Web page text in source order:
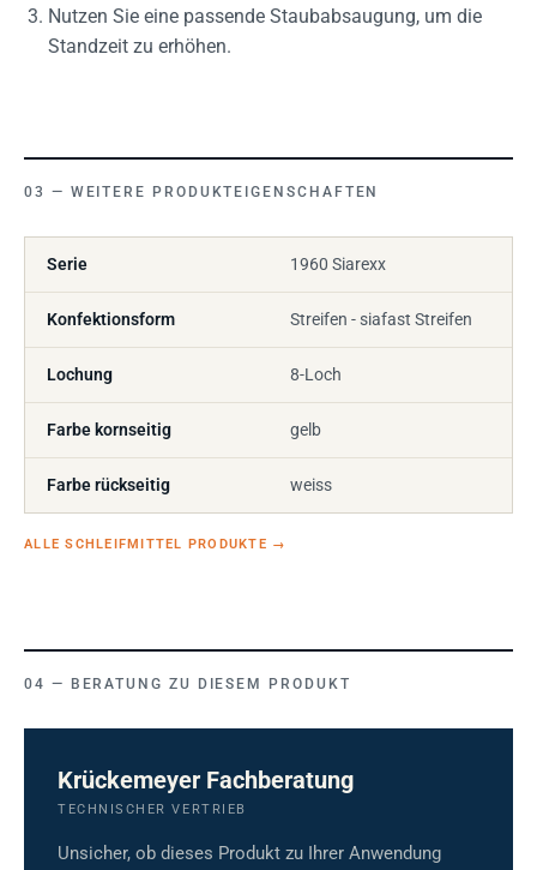
Nutzen Sie eine passende Staubabsaugung, um die
Standzeit zu erhöhen.
WEITERE PRODUKTEIGENSCHAFTEN
Serie 1960 Siarexx
Konfektionsform Streifen - siafast Streifen
Lochung 8-Loch
Farbe kornseitig gelb
Farbe rückseitig weiss
ALLE SCHLEIFMITTEL PRODUKTE →
BERATUNG ZU DIESEM PRODUKT
Krückemeyer Fachberatung
TECHNISCHER VERTRIEB
Unsicher, ob dieses Produkt zu Ihrer Anwendung